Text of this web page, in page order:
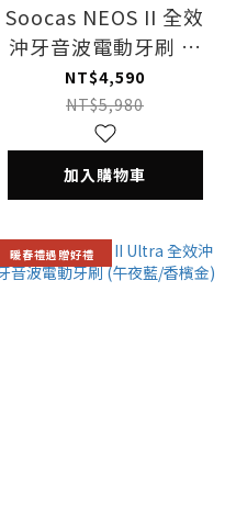
Soocas NEOS II 全效
沖牙音波電動牙刷 一
年潔牙組 (星空藍)
NT$4,590
NT$5,980
加入購物車
暖春禮遇贈好禮